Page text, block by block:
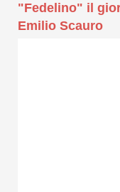
"Fedelino" il
Emilio Scauro